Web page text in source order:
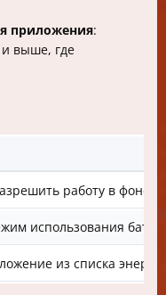
приложения:
выше, где
работу в
использования
из списка